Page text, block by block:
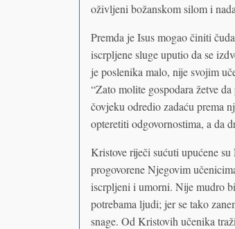
oživljeni božanskom silom i
Premda je Isus mogao činiti
iscrpljene sluge uputio da se
je poslenika malo, nije svojim
“Zato molite gospodara žetve
čovjeku odredio zadaću prema
opteretiti odgovornostima, a da
Kristove riječi sućuti upućene
progovorene Njegovim
iscrpljeni i umorni. Nije mudro
potrebama ljudi; jer se tako
snage. Od Kristovih učenika